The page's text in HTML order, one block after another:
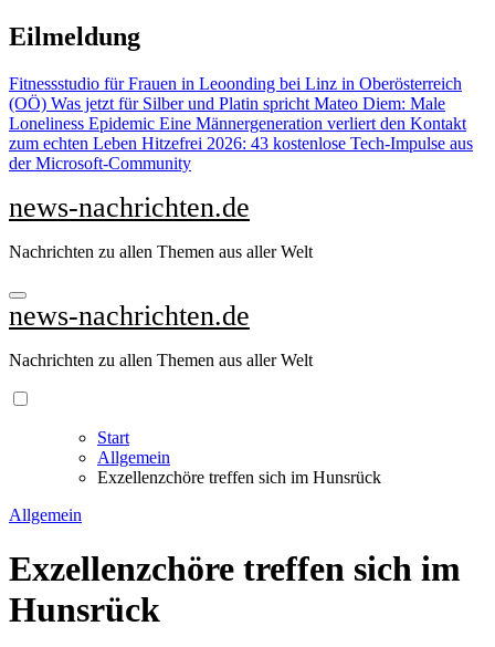
Zu
Inhalten
Eilmeldung
Fitnessstudio für Frauen in Leoonding bei Linz in Oberösterreich
(OÖ) Was jetzt für Silber und Platin spricht Mateo Diem: Male
Loneliness Epidemic Eine Männergeneration verliert den Kontakt
zum echten Leben Hitzefrei 2026: 43 kostenlose Tech-Impulse aus
der Microsoft-Community
news-nachrichten.de
Nachrichten zu allen Themen aus aller Welt
news-nachrichten.de
Nachrichten zu allen Themen aus aller Welt
Start
Allgemein
Exzellenzchöre treffen sich im Hunsrück
Allgemein
Exzellenzchöre treffen sich im
Hunsrück